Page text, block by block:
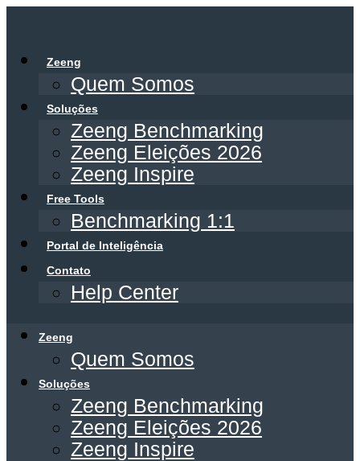
conteúdo
Zeeng
Quem Somos
Soluções
Zeeng Benchmarking
Zeeng Eleições 2026
Zeeng Inspire
Free Tools
Benchmarking 1:1
Portal de Inteligência
Contato
Help Center
Zeeng
Quem Somos
Soluções
Zeeng Benchmarking
Zeeng Eleições 2026
Zeeng Inspire